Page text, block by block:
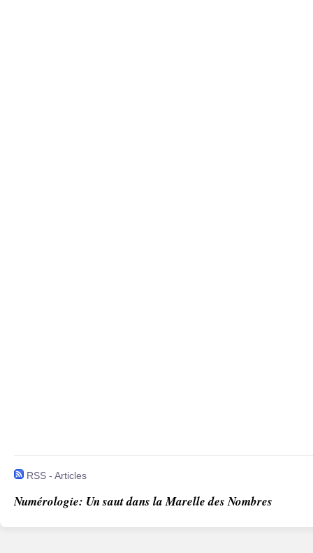
RSS - Articles
Numérologie: Un saut dans la Marelle des Nombres